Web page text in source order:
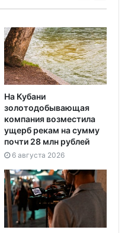
На Кубани
золотодобывающая
компания возместила
ущерб рекам на сумму
почти 28 млн рублей
6 августа 2026